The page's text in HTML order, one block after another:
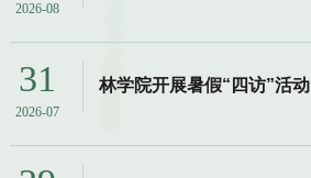
2026-08
31
2026-07
林学院开展暑假“四访”活动